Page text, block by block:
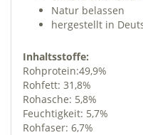
Natur belassen
hergestellt in
Inhaltsstoffe:
Rohprotein:49,9%
Rohfett: 31,8%
Rohasche: 5,8%
Feuchtigkeit: 5,7%
Rohfaser: 6,7%